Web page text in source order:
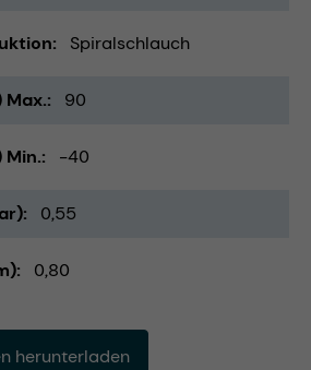
Spiralschlauch
Max. 90
Min. -40
0,55
0,80
herunterladen